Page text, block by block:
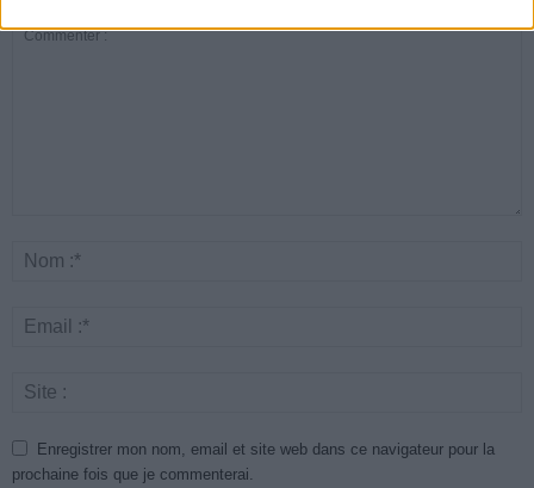
Enregistrer mon nom, email et site web dans ce navigateur pour la
prochaine fois que je commenterai.